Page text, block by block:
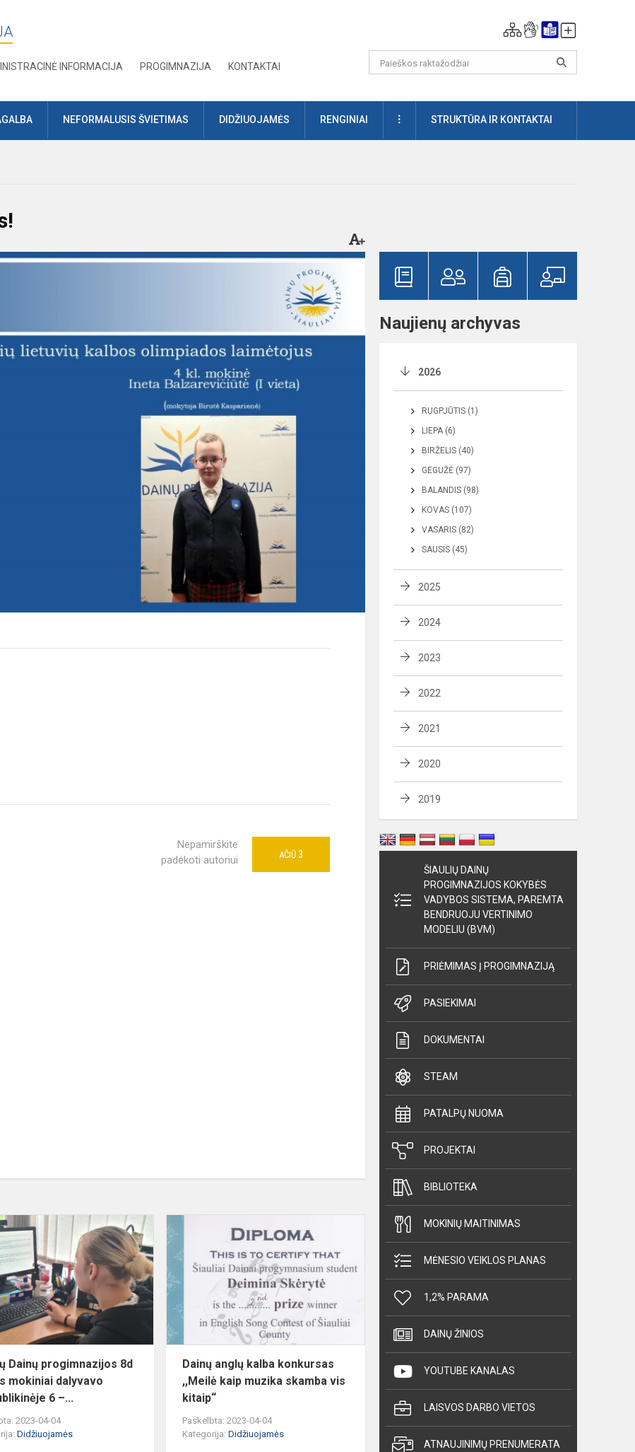
INFORMACIJA PROGIMNAZIJA KONTAKTAI
NEFORMALUSIS ŠVIETIMAS DIDŽIUOJAMĖS RENGINIAI DAUGIAUSTRUKTŪRA IR KONTAKTAI
Nepamirškite
padėkoti autoriui
AČIŪ 3
Dainų
progimnazijos
8d
klasės
mokiniai
dalyvavo
res...
Dainų progimnazijos 8d
mokiniai dalyvavo
6 –...
2023-04-04
Didžiuojamės
anglų
,,Meilė
skamba
Dainų anglų kalba konkursas
,,Meilė kaip muzika skamba vis
kitaip“
Paskelbta: 2023-04-04
Kategorija:Didžiuojamės
Naujienų archyvas
2026
RUGPJŪTIS (1)
LIEPA (6)
BIRŽELIS (40)
GEGUŽĖ (97)
BALANDIS (98)
KOVAS (107)
VASARIS (82)
SAUSIS (45)
2025
2024
2023
2022
2021
2020
2019
ŠIAULIŲ DAINŲ
PROGIMNAZIJOS KOKYBĖS
VADYBOS SISTEMA, PAREMTA
BENDRUOJU VERTINIMO
MODELIU (BVM)
PRIĖMIMAS Į PROGIMNAZIJĄ
PASIEKIMAI
DOKUMENTAI
STEAM
PATALPŲ NUOMA
PROJEKTAI
BIBLIOTEKA
MOKINIŲ MAITINIMAS
MĖNESIO VEIKLOS PLANAS
1,2% PARAMA
DAINŲ ŽINIOS
YOUTUBE KANALAS
LAISVOS DARBO VIETOS
ATNAUJINIMŲ PRENUMERATA